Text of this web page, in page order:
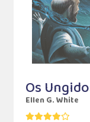
Os
Ellen G. White